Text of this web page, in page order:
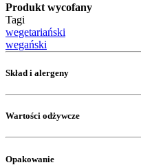
Produkt wycofany
Tagi
wegetariański
wegański
Skład i alergeny
Wartości odżywcze
Opakowanie